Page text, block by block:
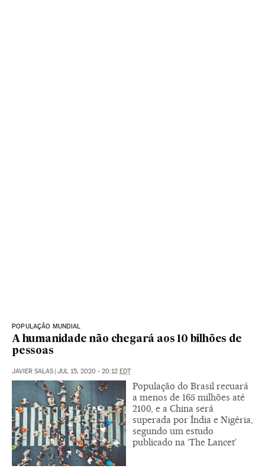
POPULAÇÃO MUNDIAL
A humanidade não chegará aos 10 bilhões de
pessoas
JAVIER SALAS JUL 15, 2020 - 20:12 EDT
População do Brasil recuará
a menos de 165 milhões até
2100, e a China será
superada por Índia e Nigéria,
segundo um estudo
publicado na ‘The Lancet’